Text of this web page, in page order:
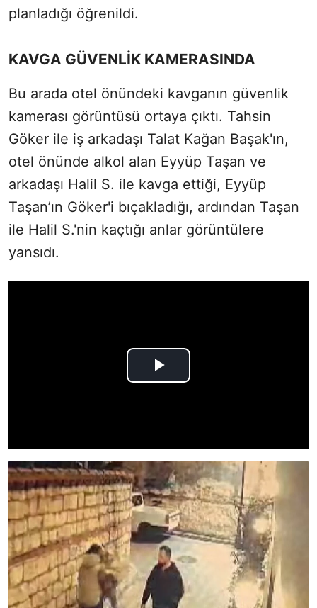
planladığı öğrenildi.
KAVGA GÜVENLİK KAMERASINDA
Bu arada otel önündeki kavganın güvenlik
kamerası görüntüsü ortaya çıktı. Tahsin
Göker ile iş arkadaşı Talat Kağan Başak'ın,
otel önünde alkol alan Eyyüp Taşan ve
arkadaşı Halil S. ile kavga ettiği, Eyyüp
Taşan’ın Göker'i bıçakladığı, ardından Taşan
ile Halil S.'nin kaçtığı anlar görüntülere
yansıdı.